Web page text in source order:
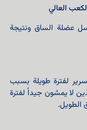
العالي
عضلة الساق ونتيجة
لفترة طويلة بسبب
لا يمشون جيداً لفترة
الطويل.